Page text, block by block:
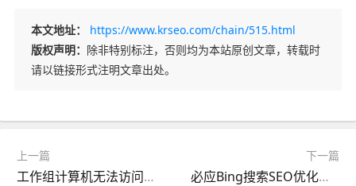
本文地址：
https://www.krseo.com/chain/515.html
版权声明： 除非特别标注，否则均为本站原创文章，转载时
请以链接形式注明文章出处。
上一篇
工作组计算机无法访问如何解决？怎么加入工作组？
下一篇
必应Bing搜索SEO优化方法终极指南